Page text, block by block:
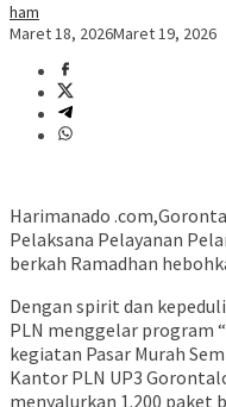
ham
Maret 18, 2026Maret 19, 2026
Harimanado
Pelaksana Pelayanan
berkah Ramadhan
Dengan spirit dan
PLN menggelar program
kegiatan Pasar Murah
Kantor PLN UP3
menyalurkan 1.200 paket